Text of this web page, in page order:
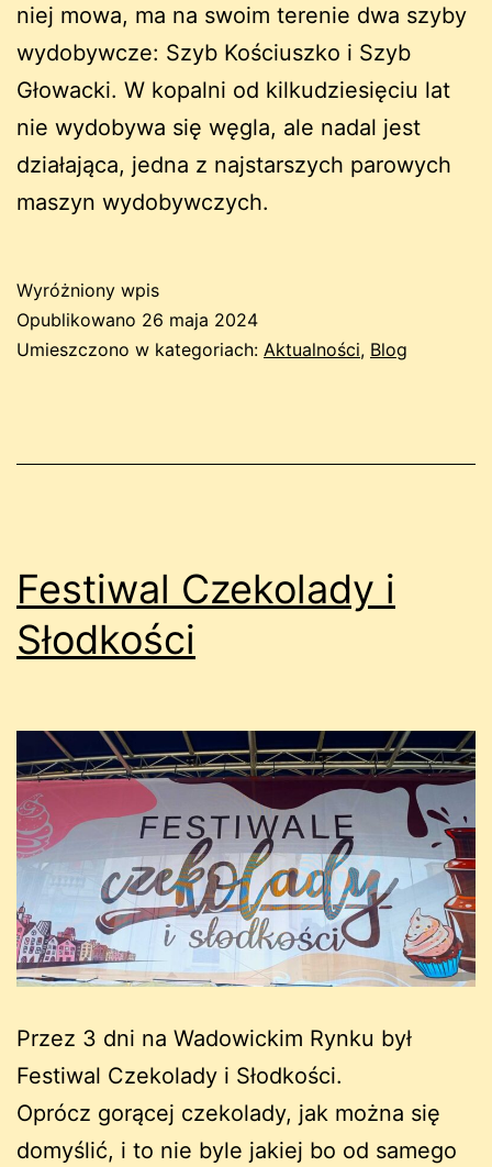
niej mowa, ma na swoim terenie dwa szyby
wydobywcze: Szyb Kościuszko i Szyb
Głowacki. W kopalni od kilkudziesięciu lat
nie wydobywa się węgla, ale nadal jest
działająca, jedna z najstarszych parowych
maszyn wydobywczych.
Wyróżniony wpis
Opublikowano 26 maja 2024
Umieszczono w kategoriach: Aktualności, Blog
Festiwal Czekolady i
Słodkości
Przez 3 dni na Wadowickim Rynku był
Festiwal Czekolady i Słodkości.
Oprócz gorącej czekolady, jak można się
domyślić, i to nie byle jakiej bo od samego